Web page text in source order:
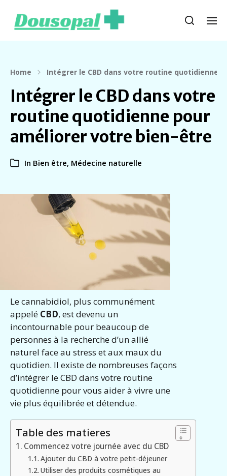
Home Intégrer le CBD dans votre routine quotidienne
Intégrer le CBD dans votre
routine quotidienne pour
améliorer votre bien-être
In Bien être, Médecine naturelle
Le cannabidiol, plus communément
appelé CBD, est devenu un
incontournable pour beaucoup de
personnes à la recherche d’un allié
naturel face au stress et aux maux du
quotidien. Il existe de nombreuses façons
d’intégrer le CBD dans votre routine
quotidienne pour vous aider à vivre une
vie plus équilibrée et détendue.
Table des matieres
Commencez votre journée avec du CBD
Ajouter du CBD à votre petit-déjeuner
Utiliser des produits cosmétiques au